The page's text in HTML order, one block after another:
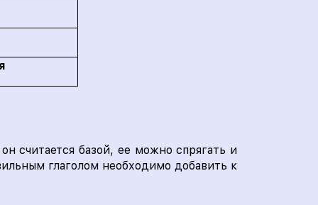
считается базой, ее можно спрягать и
глаголом необходимо добавить к